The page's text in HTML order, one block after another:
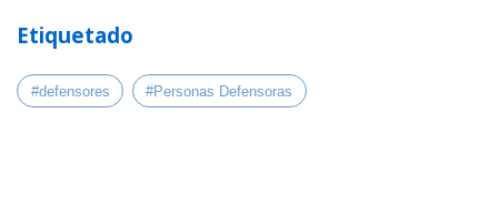
Etiquetado
#defensores #Personas Defensoras